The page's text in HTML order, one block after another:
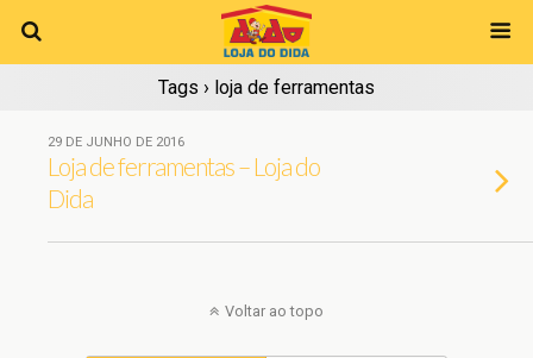
Tags › loja de ferramentas
29 DE JUNHO DE 2016
Loja de ferramentas – Loja do
Dida
Voltar ao topo